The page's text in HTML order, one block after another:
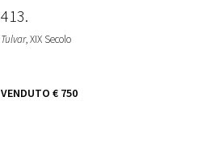
413
Tulvar, XIX Secolo
VENDUTO € 750